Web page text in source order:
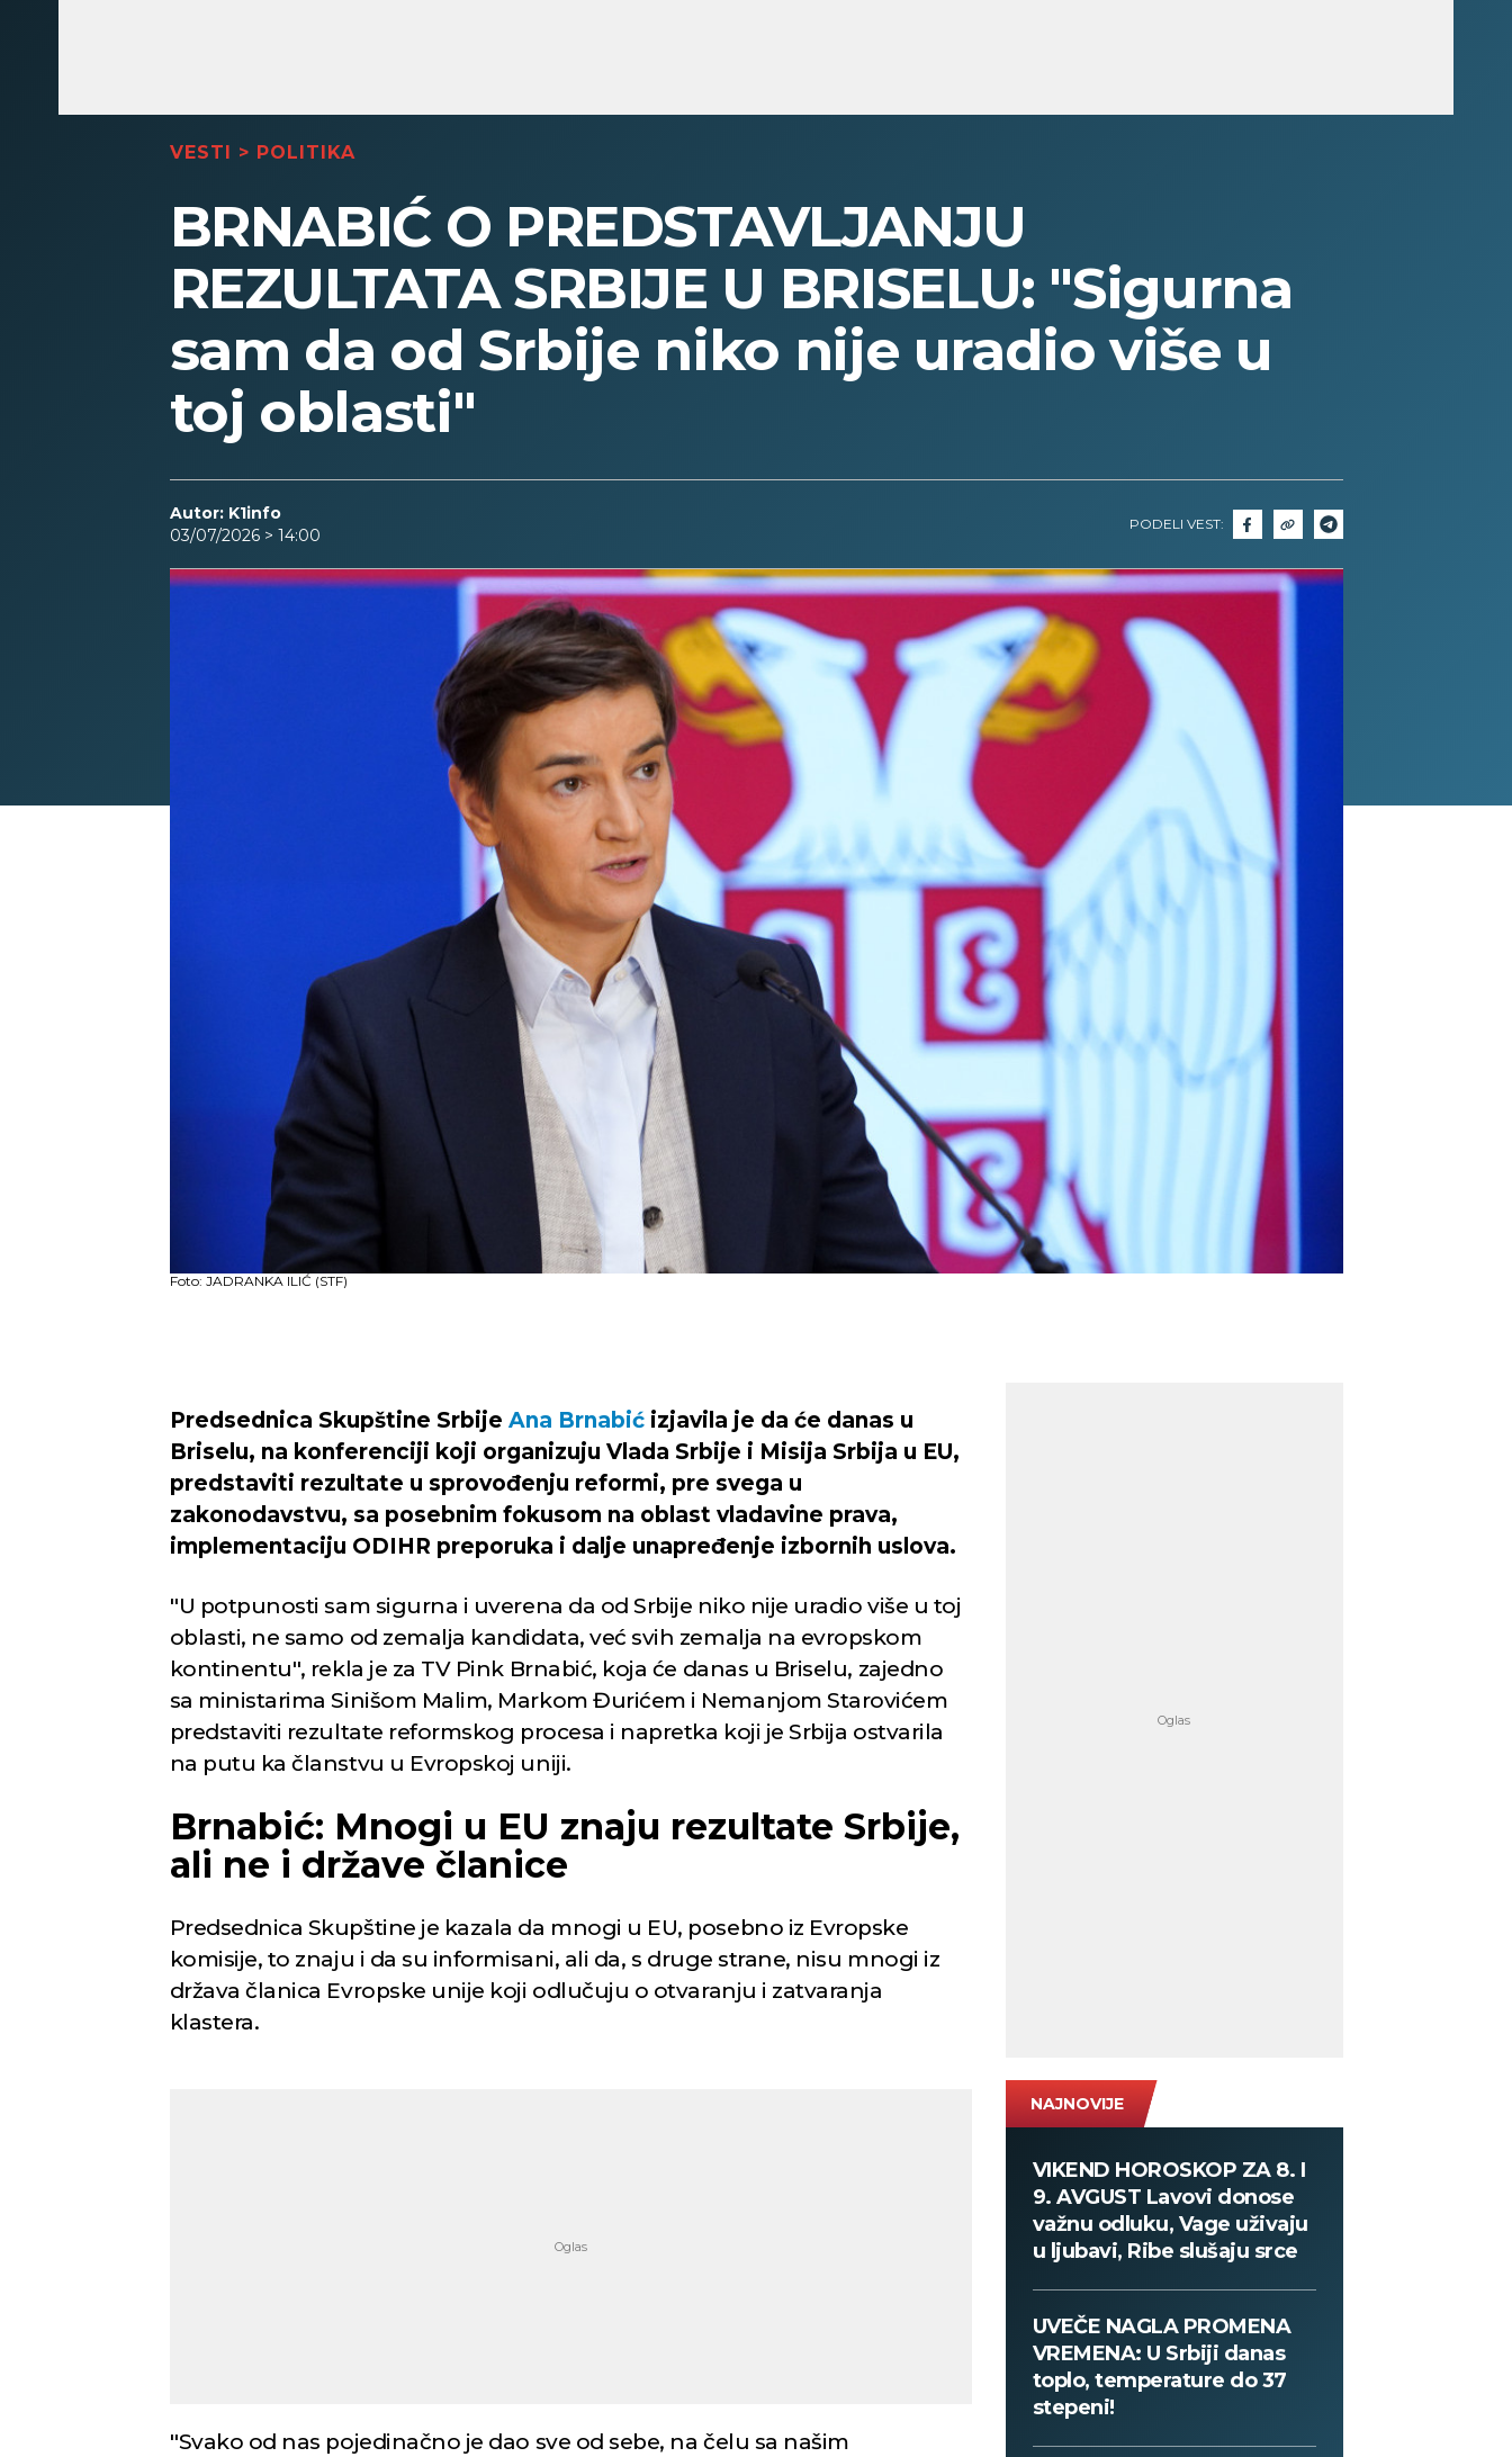
VESTI > POLITIKA
BRNABIĆ O PREDSTAVLJANJU
REZULTATA SRBIJE U BRISELU: "Sigurna
sam da od Srbije niko nije uradio više u
toj oblasti"
Autor: K1info
03/07/2026 > 14:00
PODELI VEST:
Foto: JADRANKA ILIĆ (STF)
Predsednica Skupštine Srbije Ana Brnabićizjavila je da će danas u
Briselu, na konferenciji koji organizuju Vlada Srbije i Misija Srbija u EU,
predstaviti rezultate u sprovođenju reformi, pre svega u
zakonodavstvu, sa posebnim fokusom na oblast vladavine prava,
implementaciju ODIHR preporuka i dalje unapređenje izbornih uslova.
''U potpunosti sam sigurna i uverena da od Srbije niko nije uradio više u toj
oblasti, ne samo od zemalja kandidata, već svih zemalja na evropskom
kontinentu'', rekla je za TV Pink Brnabić, koja će danas u Briselu, zajedno
sa ministarima Sinišom Malim, Markom Đurićem i Nemanjom Starovićem
predstaviti rezultate reformskog procesa i napretka koji je Srbija ostvarila
na putu ka članstvu u Evropskoj uniji.
Brnabić: Mnogi u EU znaju rezultate Srbije,
ali ne i države članice
Predsednica Skupštine je kazala da mnogi u EU, posebno iz Evropske
komisije, to znaju i da su informisani, ali da, s druge strane, nisu mnogi iz
država članica Evropske unije koji odlučuju o otvaranju i zatvaranja
klastera.
''Svako od nas pojedinačno je dao sve od sebe, na čelu sa našim
NAJNOVIJE
VIKEND HOROSKOP ZA 8. I
9. AVGUST Lavovi donose
važnu odluku, Vage uživaju
u ljubavi, Ribe slušaju srce
UVEČE NAGLA PROMENA
VREMENA: U Srbiji danas
toplo, temperature do 37
stepeni!